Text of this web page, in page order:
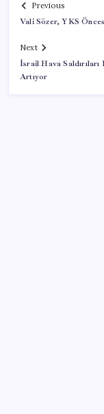
Previous
Vali Sözer, YKS
Next
İsrail Hava Saldırıları
Artıyor